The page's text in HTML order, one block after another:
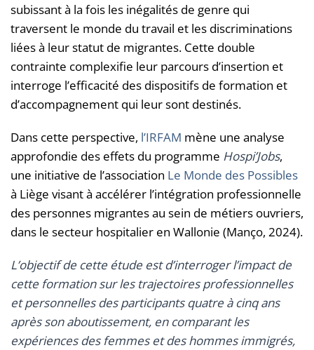
subissant à la fois les inégalités de genre qui
traversent le monde du travail et les discriminations
liées à leur statut de migrantes. Cette double
contrainte complexifie leur parcours d’insertion et
interroge l’efficacité des dispositifs de formation et
d’accompagnement qui leur sont destinés.
Dans cette perspective, l’IRFAM mène une analyse
approfondie des effets du programme Hospi’Jobs,
une initiative de l’association Le Monde des Possibles
à Liège visant à accélérer l’intégration professionnelle
des personnes migrantes au sein de métiers ouvriers,
dans le secteur hospitalier en Wallonie (Manço, 2024).
L’objectif de cette étude est d’interroger l’impact de
cette formation sur les trajectoires professionnelles
et personnelles des participants quatre à cinq ans
après son aboutissement, en comparant les
expériences des femmes et des hommes immigrés,